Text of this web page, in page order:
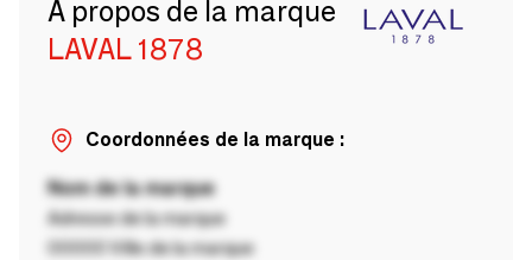
A propos de la marque
LAVAL 1878
Coordonnées de la marque :
Nom de la marque
Adresse de la marque
00000 Ville de la marque